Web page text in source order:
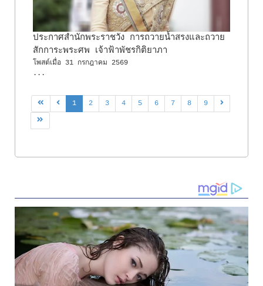
ประกาศสำนักพระราชวัง การถวายน้ำสรงและถวาย
สักการะพระศพ เจ้าฟ้าพัชรกิติยาภา
โพสต์เมื่อ 31 กรกฎาคม 2569
...
1 2 3 4 5 6 7 8 9